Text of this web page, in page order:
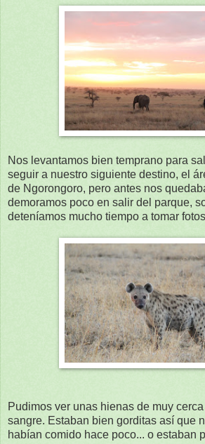
Nos levantamos bien temprano para
seguir a nuestro siguiente destino, el
de Ngorongoro, pero antes nos
demoramos poco en salir del parque,
deteníamos mucho tiempo a tomar
Pudimos ver unas hienas de muy
sangre. Estaban bien gorditas así que
habían comido hace poco... o estaban